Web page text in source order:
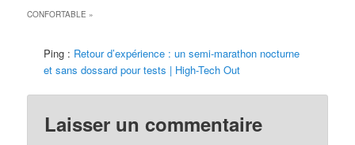
CONFORTABLE »
Ping : Retour d’expérience : un semi-marathon nocturne
et sans dossard pour tests | High-Tech Out
Laisser un commentaire